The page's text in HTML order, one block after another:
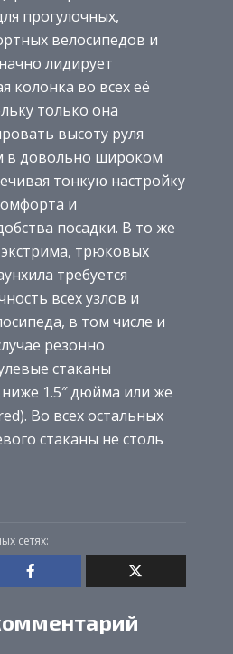
прогулочных,
велосипедов и
лидирует
колонка во всех её
только она
высоту руля
в довольно широком
тонкую настройку
и
посадки. В то же
трюковых
требуется
всех узлов и
в том числе и
резонно
стаканы
1.5″ дюйма или же
Во всех остальных
стаканы не столь
сетях: